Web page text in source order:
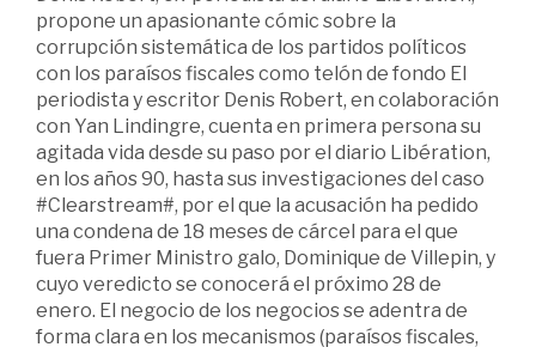
propone un apasionante cómic sobre la
corrupción sistemática de los partidos políticos
con los paraísos fiscales como telón de fondo El
periodista y escritor Denis Robert, en colaboración
con Yan Lindingre, cuenta en primera persona su
agitada vida desde su paso por el diario Libération,
en los años 90, hasta sus investigaciones del caso
#Clearstream#, por el que la acusación ha pedido
una condena de 18 meses de cárcel para el que
fuera Primer Ministro galo, Dominique de Villepin, y
cuyo veredicto se conocerá el próximo 28 de
enero. El negocio de los negocios se adentra de
forma clara en los mecanismos (paraísos fiscales,